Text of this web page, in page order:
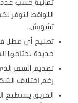
ثمانية حسب
اللواقط لنوفر
تشويش.
تصليح أي عطل
جديدة يحتاجها
تقديم السعر
رغم اختلاف
الفريق يستطيع